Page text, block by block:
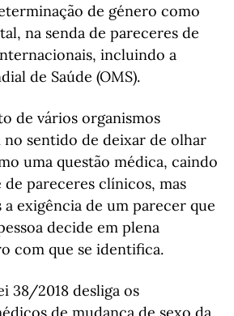
de género como
na senda de pareceres de
incluindo a
de Saúde (OMS).
de vários organismos
sentido de deixar de olhar
uma questão médica, caindo
pareceres clínicos, mas
a exigência de um parecer que
decide em plena
com que se identifica.
38/2018 desliga os
de mudança de sexo da